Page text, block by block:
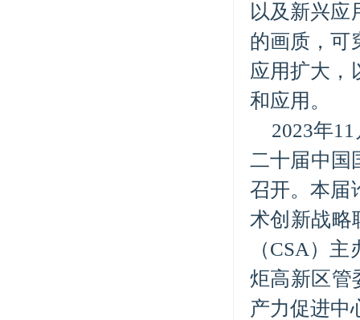
以及新兴应
的画质，可
应用扩大，
和应用。
2023年
二十届中国
召开。本届
术创新战略
（CSA）
炬高新区管
产力促进中